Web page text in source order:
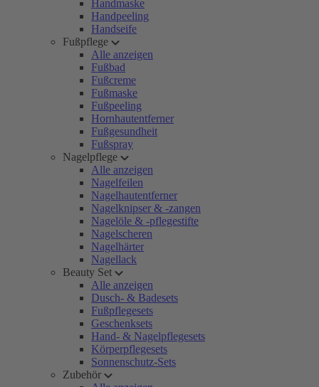
Handmaske
Handpeeling
Handseife
Fußpflege
Alle anzeigen
Fußbad
Fußcreme
Fußmaske
Fußpeeling
Hornhautentferner
Fußgesundheit
Fußspray
Nagelpflege
Alle anzeigen
Nagelfeilen
Nagelhautentferner
Nagelknipser & -zangen
Nagelöle & -pflegestifte
Nagelscheren
Nagelhärter
Nagellack
Beauty Set
Alle anzeigen
Dusch- & Badesets
Fußpflegesets
Geschenksets
Hand- & Nagelpflegesets
Körperpflegesets
Sonnenschutz-Sets
Zubehör